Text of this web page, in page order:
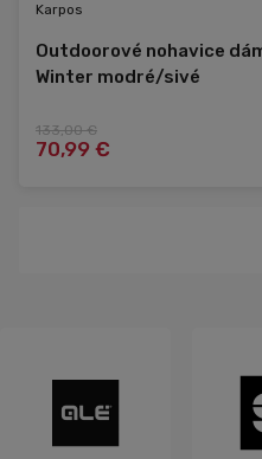
Karpos
Outdoorové nohavice
Winter modré/sivé
133,00 €
70,99 €